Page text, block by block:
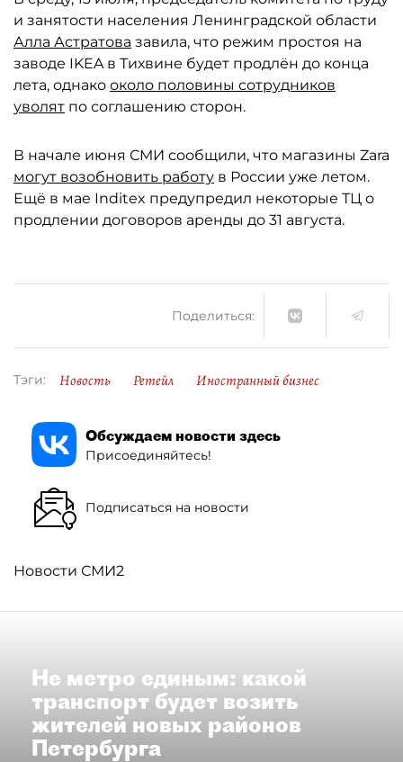
и занятости населения Ленинградской области
Алла Астратова завила, что режим простоя на
заводе IKEA в Тихвине будет продлён до конца
лета, однако около половины сотрудников
уволят по соглашению сторон.
В начале июня СМИ сообщили, что магазины Zara
могут возобновить работу в России уже летом.
Ещё в мае Inditex предупредил некоторые ТЦ о
продлении договоров аренды до 31 августа.
Поделиться:
Тэги: Новость Ретейл Иностранный бизнес
Обсуждаем новости здесь
Присоединяйтесь!
Подписаться на новости
Новости СМИ2
Не метро единым: какой
транспорт будет возить
жителей новых районов
Петербурга